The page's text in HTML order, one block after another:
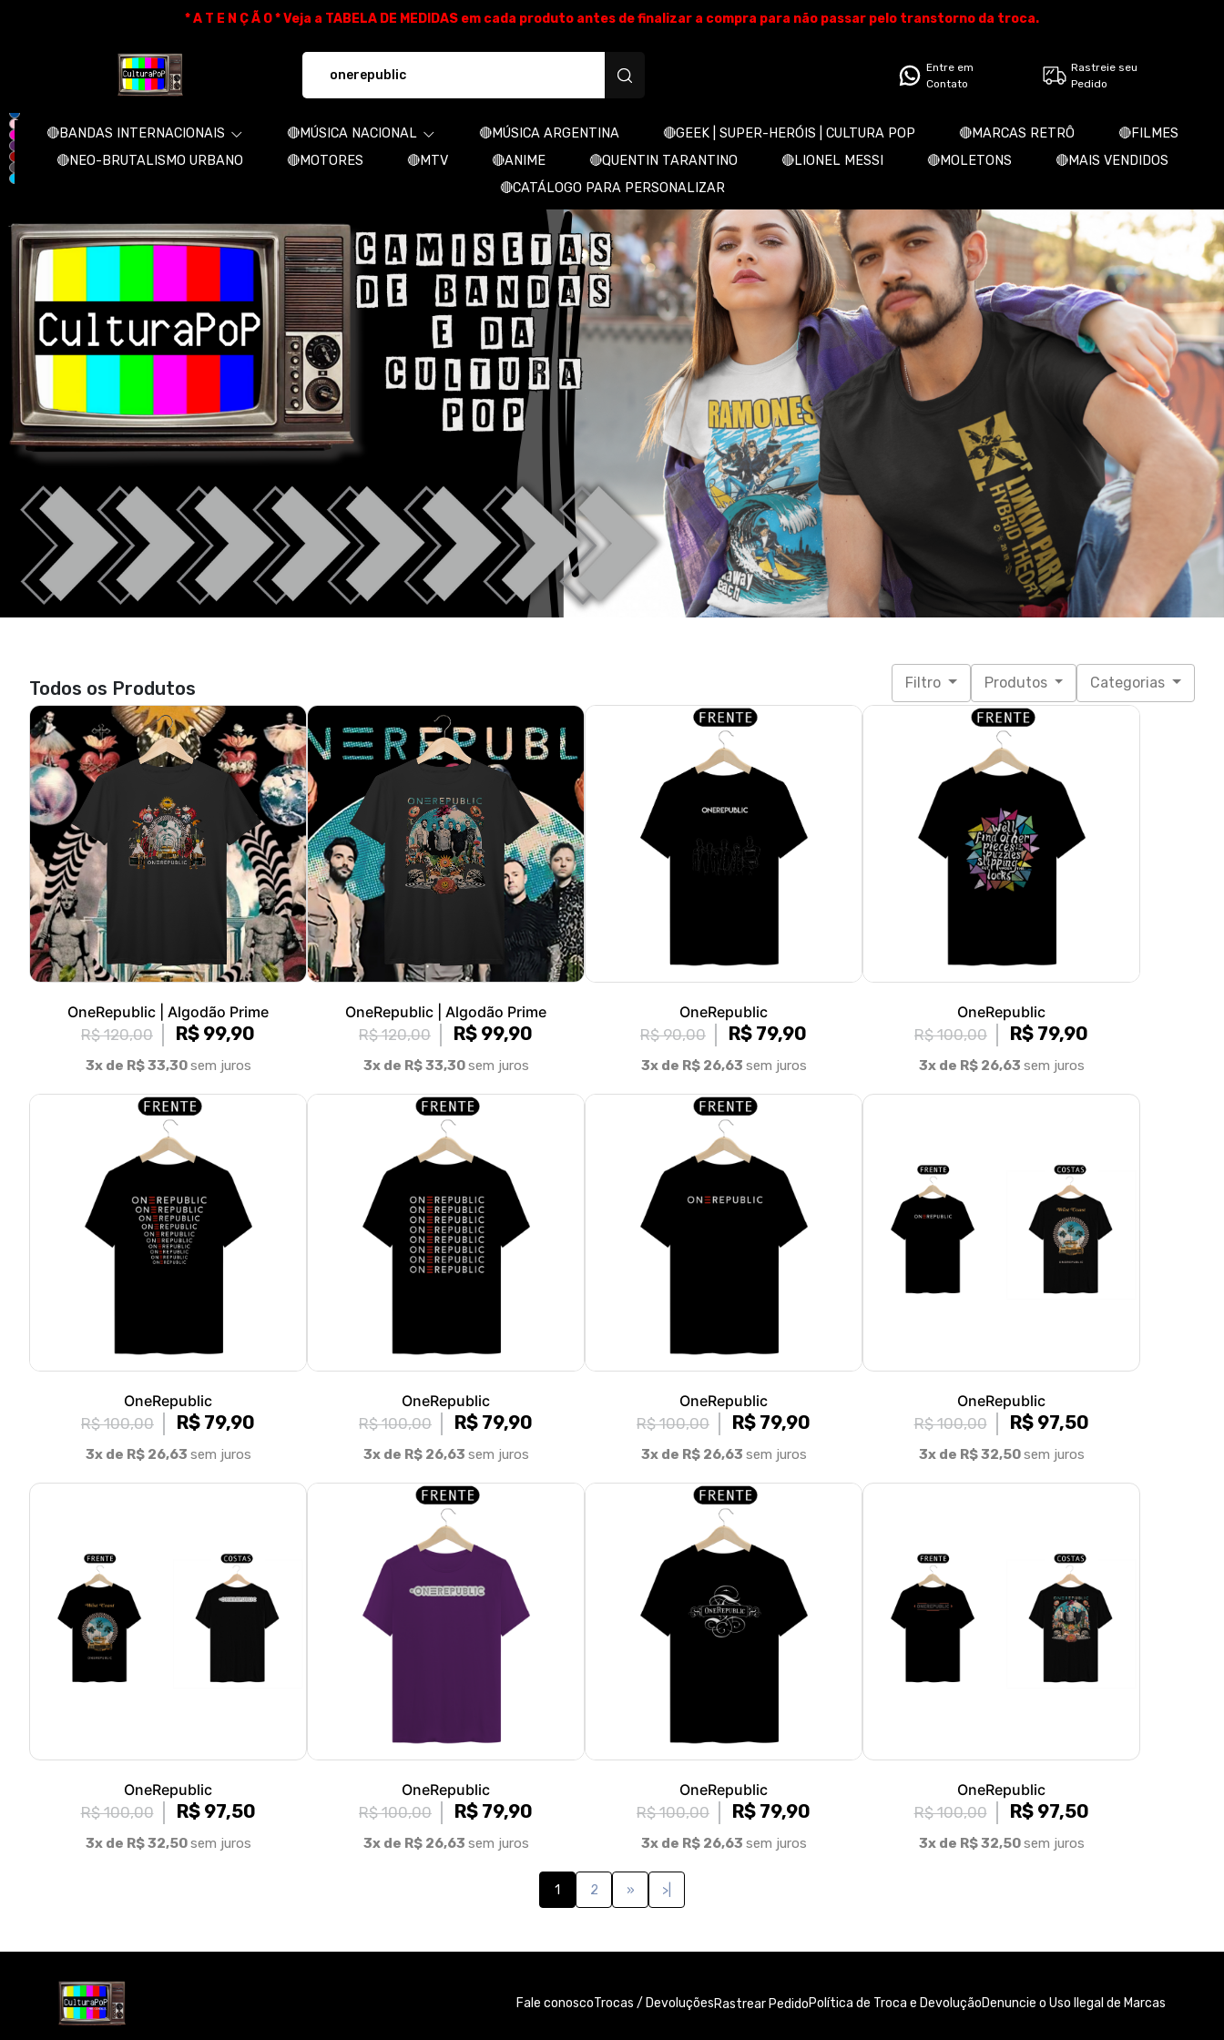
* A T E N Ç Ã O * Veja a TABELA DE MEDIDAS em cada produto antes de finalizar a compra para não passar pelo transtorno da troca.
Entre em
Contato
Rastreie seu
Pedido
🔴BANDAS INTERNACIONAIS 🔴MÚSICA NACIONAL 🔴MÚSICA ARGENTINA 🔴GEEK | SUPER-HERÓIS | CULTURA POP 🔴MARCAS RETRÔ
🔴FILMES
🔴NEO-BRUTALISMO URBANO
🔴MOTORES 🔴MTV 🔴ANIME 🔴QUENTIN TARANTINO 🔴LIONEL MESSI 🔴MOLETONS
🔴MAIS VENDIDOS
🔴CATÁLOGO PARA PERSONALIZAR
Todos os Produtos Filtro Produtos Categorias
OneRepublic | Algodão Prime
R$ 120,00
R$ 99,90
3x de R$ 33,30sem juros
OneRepublic | Algodão Prime
R$ 120,00
R$ 99,90
3x de R$ 33,30sem juros
OneRepublic
R$ 90,00
R$ 79,90
3x de R$ 26,63 sem juros
OneRepublic
R$ 100,00
R$ 79,90
3x de R$ 26,63 sem juros
OneRepublic
R$ 100,00
R$ 79,90
3x de R$ 26,63 sem juros
OneRepublic
R$ 100,00
R$ 79,90
3x de R$ 26,63 sem juros
OneRepublic
R$ 100,00
R$ 79,90
3x de R$ 26,63 sem juros
OneRepublic
R$ 100,00
R$ 97,50
3x de R$ 32,50sem juros
OneRepublic
R$ 100,00
R$ 97,50
3x de R$ 32,50sem juros
OneRepublic
R$ 100,00
R$ 79,90
3x de R$ 26,63 sem juros
OneRepublic
R$ 100,00
R$ 79,90
3x de R$ 26,63 sem juros
OneRepublic
R$ 100,00
R$ 97,50
3x de R$ 32,50sem juros
1 2 » >|
Fale conoscoTrocas / DevoluçõesRastrear PedidoPolítica de Troca e DevoluçãoDenuncie o Uso Ilegal de Marcas